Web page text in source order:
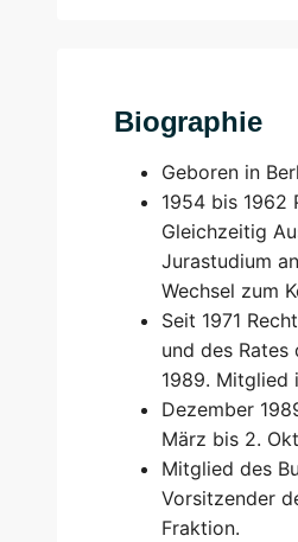
Biographie
Geboren in
1954 bis 1962
Gleichzeitig
Jurastudium
Wechsel zum
Seit 1971
und des
1989. Mitglied
Dezember
März bis 2.
Mitglied des
Vorsitzender
Fraktion.